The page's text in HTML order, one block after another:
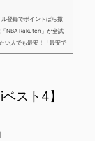
登録でポイントばら撒
NBA Rakuten」が全試
人でも最安！「最安で
...楽天モバイルでNBAを
スト4】